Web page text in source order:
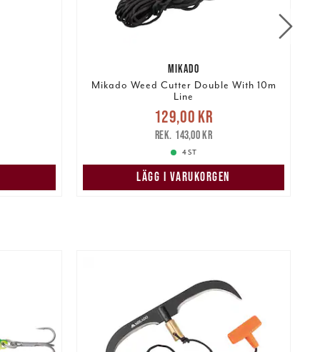
MIKADO
Mikado Weed Cutter Double With 10m
Line
Nuvarande pris
Tidigare pris
129,00 kr
143,00 kr
4 ST
LÄGG I VARUKORGEN